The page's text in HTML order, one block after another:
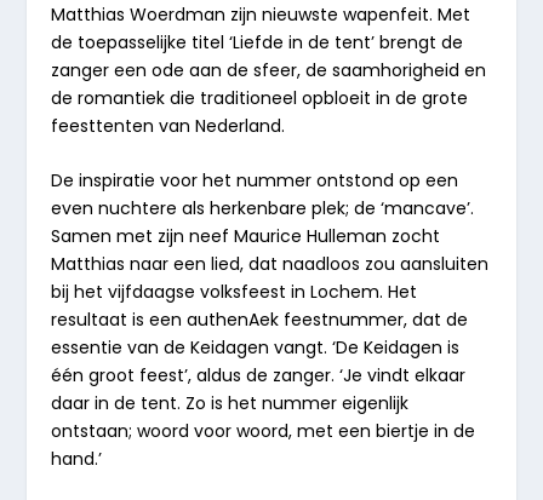
Matthias Woerdman zijn nieuwste wapenfeit. Met
de toepasselijke titel ‘Liefde in de tent’ brengt de
zanger een ode aan de sfeer, de saamhorigheid en
de romantiek die traditioneel opbloeit in de grote
feesttenten van Nederland.
De inspiratie voor het nummer ontstond op een
even nuchtere als herkenbare plek; de ‘mancave’.
Samen met zijn neef Maurice Hulleman zocht
Matthias naar een lied, dat naadloos zou aansluiten
bij het vijfdaagse volksfeest in Lochem. Het
resultaat is een authenAek feestnummer, dat de
essentie van de Keidagen vangt. ‘De Keidagen is
één groot feest’, aldus de zanger. ‘Je vindt elkaar
daar in de tent. Zo is het nummer eigenlijk
ontstaan; woord voor woord, met een biertje in de
hand.’